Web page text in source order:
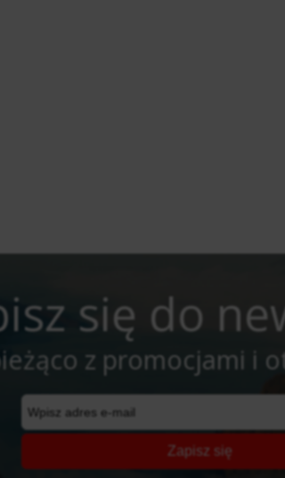
się do
z promocjami i
Zapisz się